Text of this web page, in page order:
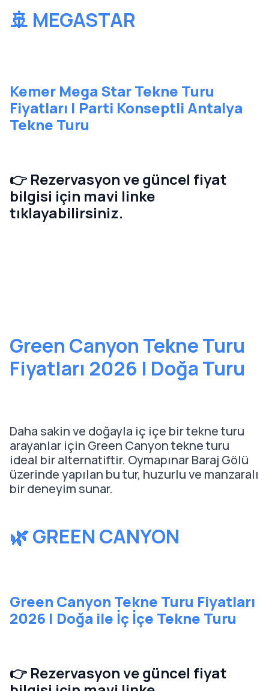
🚢 MEGASTAR
Kemer Mega Star Tekne Turu
Fiyatları | Parti Konseptli Antalya
Tekne Turu
👉 Rezervasyon ve güncel fiyat
bilgisi için mavi linke
tıklayabilirsiniz.
Green Canyon Tekne Turu
Fiyatları 2026 | Doğa Turu
Daha sakin ve doğayla iç içe bir tekne turu
arayanlar için Green Canyon tekne turu
ideal bir alternatiftir. Oymapınar Baraj Gölü
üzerinde yapılan bu tur, huzurlu ve manzaralı
bir deneyim sunar.
🌿 GREEN CANYON
Green Canyon Tekne Turu Fiyatları
2026 | Doğa ile İç İçe Tekne Turu
👉 Rezervasyon ve güncel fiyat